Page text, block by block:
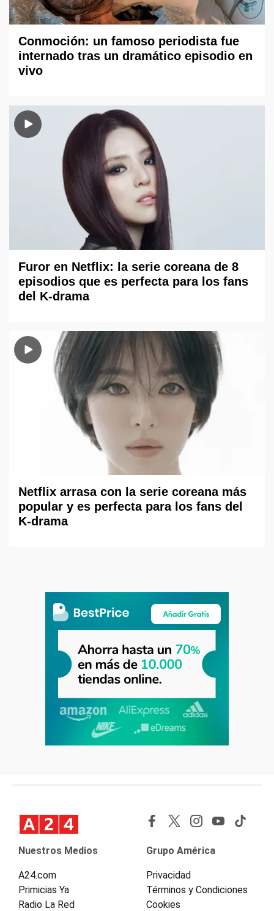
Conmoción: un famoso periodista fue
internado tras un dramático episodio en
vivo
Furor en Netflix: la serie coreana de 8
episodios que es perfecta para los fans
del K-drama
Netflix arrasa con la serie coreana más
popular y es perfecta para los fans del
K-drama
Nuestros Medios
A24.com
Primicias Ya
Radio La Red
Grupo América
Privacidad
Términos y Condiciones
Cookies